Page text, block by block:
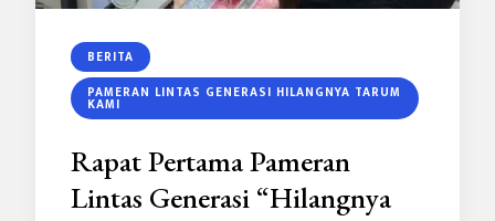
BERITA
PAMERAN LINTAS GENERASI HILANGNYA TARUM
KAMI
Rapat Pertama Pameran
Lintas Generasi “Hilangnya